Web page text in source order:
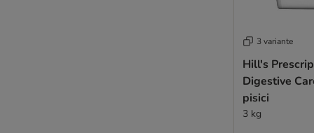
3 variante
Hill's
Digestive
pisici
3 kg